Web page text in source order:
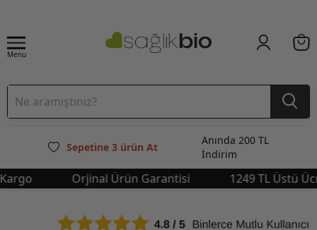
Menu
Sepetine 3 ürün At
Anında 200 TL
İndirim
Orjinal Ürün Garantisi 1249 TL Üstü